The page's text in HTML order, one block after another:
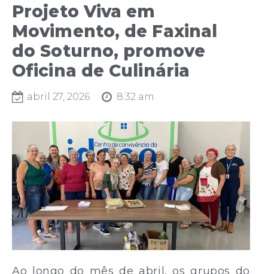
Projeto Viva em
Movimento, de Faxinal
do Soturno, promove
Oficina de Culinária
abril 27, 2026 8:32 am
Ao longo do mês de abril, os grupos do